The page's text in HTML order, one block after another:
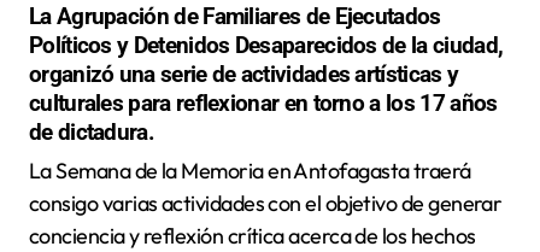
La Agrupación de Familiares de Ejecutados
Políticos y Detenidos Desaparecidos de la ciudad,
organizó una serie de actividades artísticas y
culturales para reflexionar en torno a los 17 años
de dictadura.
La Semana de la Memoria en Antofagasta traerá
consigo varias actividades con el objetivo de generar
conciencia y reflexión crítica acerca de los hechos